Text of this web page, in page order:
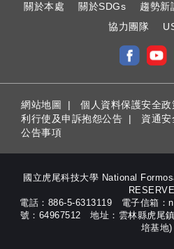
關於本處 關於SDGs 趨勢新
協力團隊
網站地圖 | 個人資料保護安全政
利行使及申訴抱怨公告 | 資通
公告事項
國立虎尾科技大學 National
電話：886-5-6313119 電子信箱
號：64967512 地址：雲林縣虎尾
培基地)